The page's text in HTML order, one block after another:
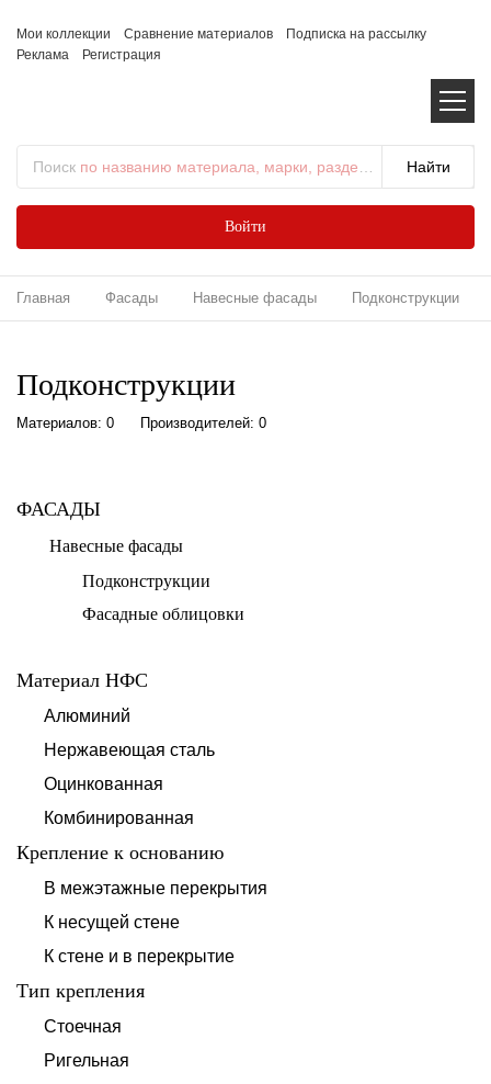
Мои коллекции Сравнение материалов
Подписка на рассылку
Реклама
Регистрация
Поиск по названию материала, марки, раздела...
Войти
Главная Фасады Навесные фасады Подконструкции
Подконструкции
Материалов: 0 Производителей: 0
ФАСАДЫ
Навесные фасады
Подконструкции
Фасадные облицовки
Материал НФС
Алюминий
Нержавеющая сталь
Оцинкованная
Комбинированная
Крепление к основанию
В межэтажные перекрытия
К несущей стене
К стене и в перекрытие
Тип крепления
Стоечная
Ригельная